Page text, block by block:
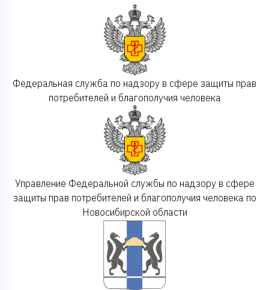
Федеральная служба по надзору в сфере защиты прав
потребителей и благополучия человека
Управление Федеральной службы по надзору в сфере
защиты прав потребителей и благополучия человека по
Новосибирской области